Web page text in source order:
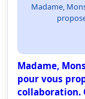
Madame,
Madame,
pour vous
collaboration.